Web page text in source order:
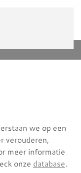
we op een
verouderen,
meer informatie
onze database.